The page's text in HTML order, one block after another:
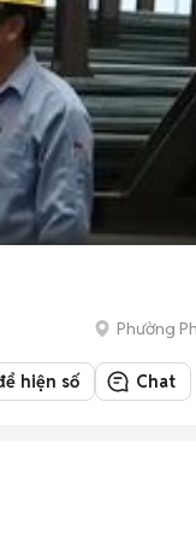
Phường
hiện số Chat